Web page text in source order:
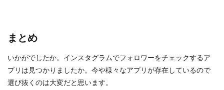
まとめ
いかがでしたか。インスタグラムでフォロワーをチェックするア
プリは見つかりましたか。今や様々なアプリが存在しているので
選び抜くのは大変だと思います。